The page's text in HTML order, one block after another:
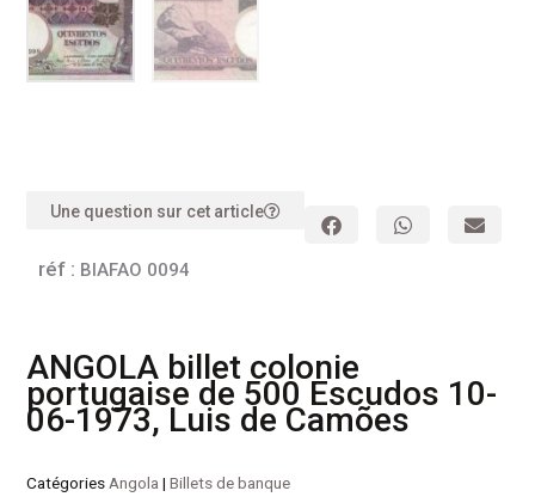
Une question sur cet article
réf : BIAFAO 0094
ANGOLA billet colonie
portugaise de 500 Escudos 10-
06-1973, Luis de Camões
Catégories Angola |Billets de banque